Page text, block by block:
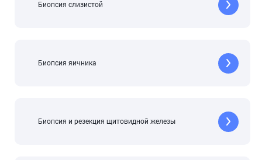
Биопсия слизистой
Биопсия яичника
Биопсия и резекция щитовидной железы